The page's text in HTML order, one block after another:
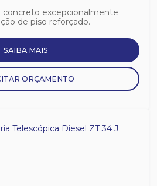
concreto excepcionalmente
de piso reforçado.
SAIBA MAIS
ORÇAMENTO